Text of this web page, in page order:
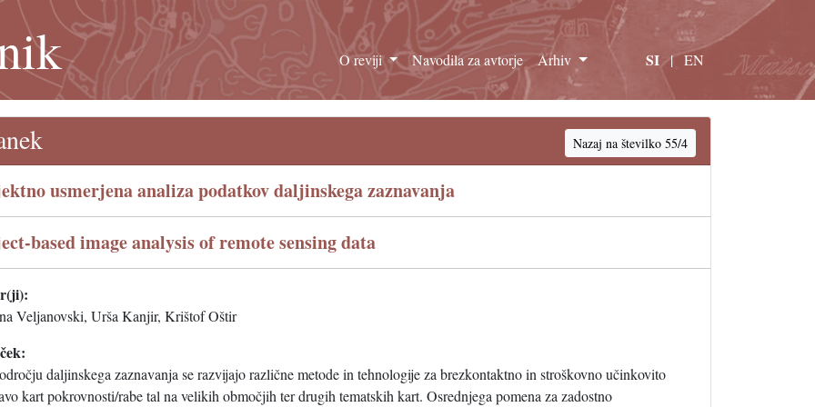
O reviji Navodila za avtorje Arhiv SI | EN
Nazaj na številko 55/4
usmerjena analiza podatkov daljinskega zaznavanja
based image analysis of remote sensing data
Veljanovski, Urša Kanjir, Krištof Oštir
daljinskega zaznavanja se razvijajo različne metode in tehnologije za brezkontaktno in stroškovno učinkovito
kart pokrovnosti/rabe tal na velikih območjih ter drugih tematskih kart. Osrednjega pomena za zadostno